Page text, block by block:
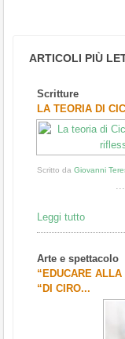
ARTICOLI PIÙ
Scritture
LA TEORIA DI
Scritto da Giovanni
...
Leggi tutto
Arte e spettacolo
“EDUCARE
“DI CIRO...